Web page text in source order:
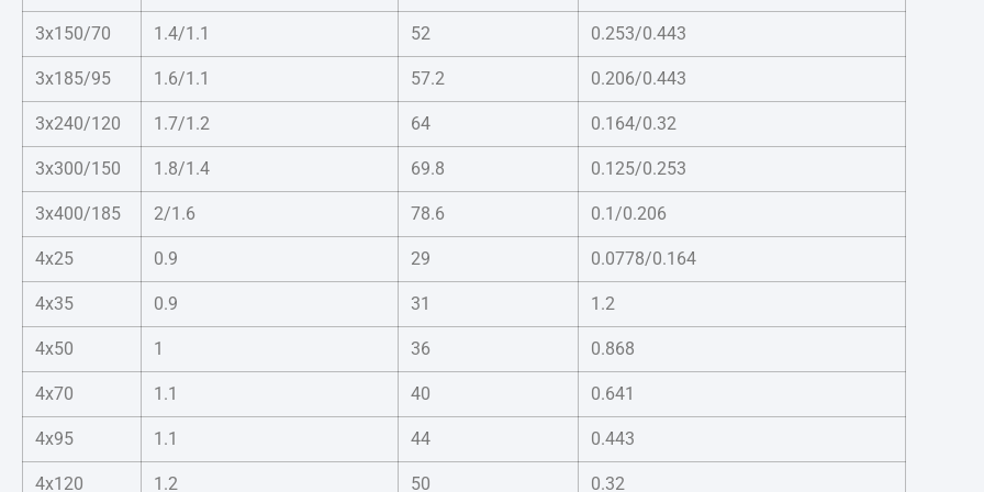
3x150/70 1.4/1.1 52 0.253/0.443
3x185/95 1.6/1.1 57.2 0.206/0.443
3x240/120 1.7/1.2 64 0.164/0.32
3x300/150 1.8/1.4 69.8 0.125/0.253
3x400/185 2/1.6 78.6 0.1/0.206
4x25 0.9 29 0.0778/0.164
4x35 0.9 31 1.2
4x50 1 36 0.868
4x70 1.1 40 0.641
4x95 1.1 44 0.443
4x120 1.2 50 0.32